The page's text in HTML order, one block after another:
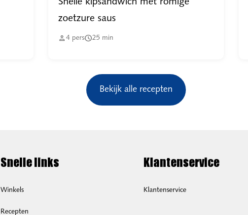
Snelle kipsandwich met romige
zoetzure saus
 4 pers25 min
Bekijk alle recepten
Snelle links
Winkels
Recepten
Klantenservice
Klantenservice